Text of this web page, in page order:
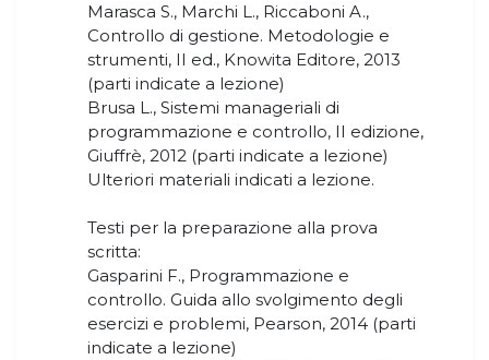
Marasca S., Marchi L., Riccaboni A.,
Controllo di gestione. Metodologie e
strumenti, II ed., Knowita Editore, 2013
(parti indicate a lezione)
Brusa L., Sistemi manageriali di
programmazione e controllo, II edizione,
Giuffrè, 2012 (parti indicate a lezione)
Ulteriori materiali indicati a lezione.
Testi per la preparazione alla prova
scritta:
Gasparini F., Programmazione e
controllo. Guida allo svolgimento degli
esercizi e problemi, Pearson, 2014 (parti
indicate a lezione)